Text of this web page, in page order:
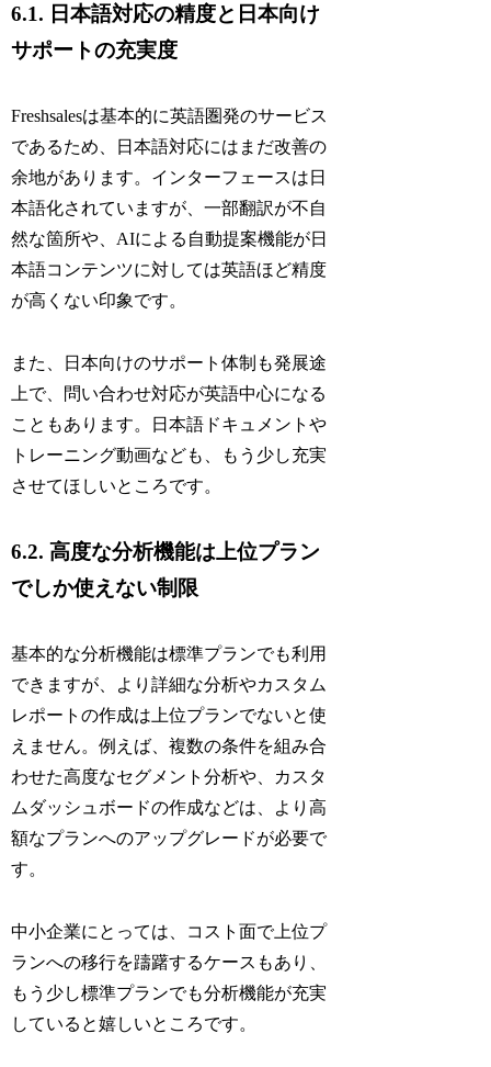
6.1. 日本語対応の精度と日本向け
サポートの充実度
Freshsalesは基本的に英語圏発のサービス
であるため、日本語対応にはまだ改善の
余地があります。インターフェースは日
本語化されていますが、一部翻訳が不自
然な箇所や、AIによる自動提案機能が日
本語コンテンツに対しては英語ほど精度
が高くない印象です。
また、日本向けのサポート体制も発展途
上で、問い合わせ対応が英語中心になる
こともあります。日本語ドキュメントや
トレーニング動画なども、もう少し充実
させてほしいところです。
6.2. 高度な分析機能は上位プラン
でしか使えない制限
基本的な分析機能は標準プランでも利用
できますが、より詳細な分析やカスタム
レポートの作成は上位プランでないと使
えません。例えば、複数の条件を組み合
わせた高度なセグメント分析や、カスタ
ムダッシュボードの作成などは、より高
額なプランへのアップグレードが必要で
す。
中小企業にとっては、コスト面で上位プ
ランへの移行を躊躇するケースもあり、
もう少し標準プランでも分析機能が充実
していると嬉しいところです。